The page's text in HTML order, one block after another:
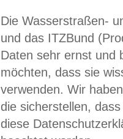
Die Wasserstraßen-
und das ITZBund
Daten sehr ernst und
möchten, dass sie
verwenden. Wir
die sicherstellen,
diese